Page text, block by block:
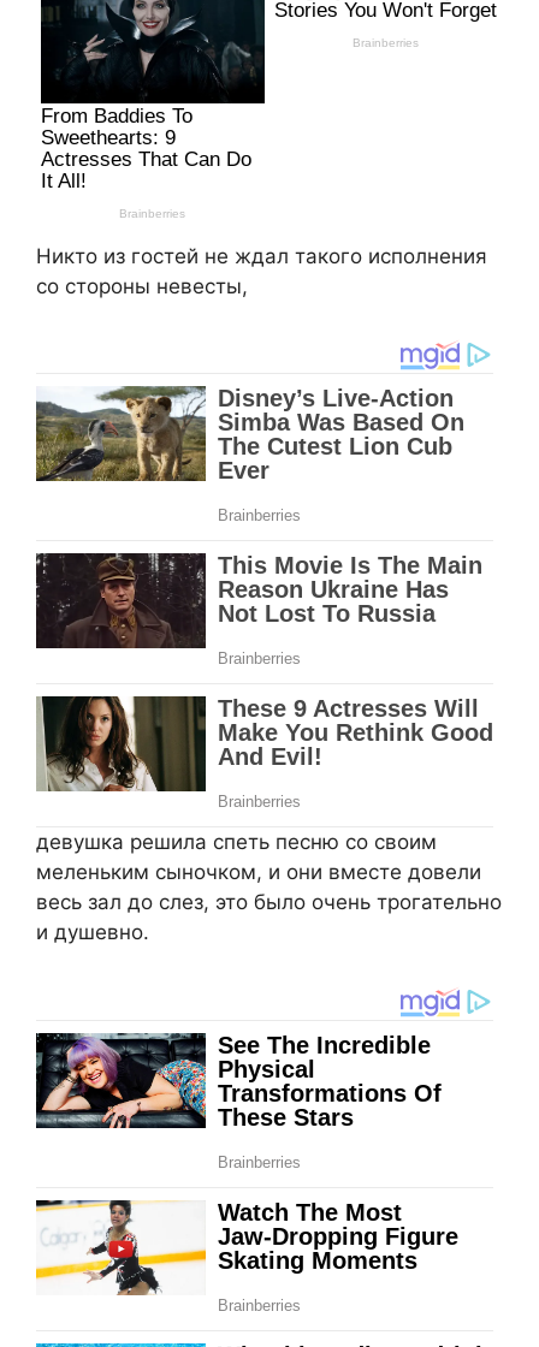
Никто из гостей не ждал такого исполнения
со стороны невесты,
девушка решила спеть песню со своим
меленьким сыночком, и они вместе довели
весь зал до слез, это было очень трогательно
и душевно.